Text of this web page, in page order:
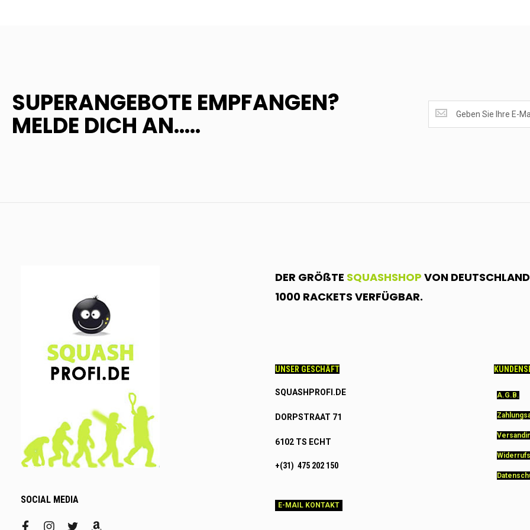
SUPERANGEBOTE EMPFANGEN?
MELDE DICH AN.....
EMPFANGEN?
<br>MELDE
SOCIAL MEDIA
DER GRÖßTE SQUASHSHOP VON
1000 RACKETS VERFÜGBAR.
UNSER GESCHÄFT
SQUASHPROFI.DE
DORPSTRAAT 71
6102 TS ECHT
+(31) 475 202 150
E-MAIL KONTAKT
A.G.B.